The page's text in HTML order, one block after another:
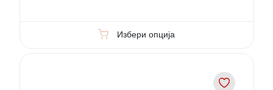
Избери опција